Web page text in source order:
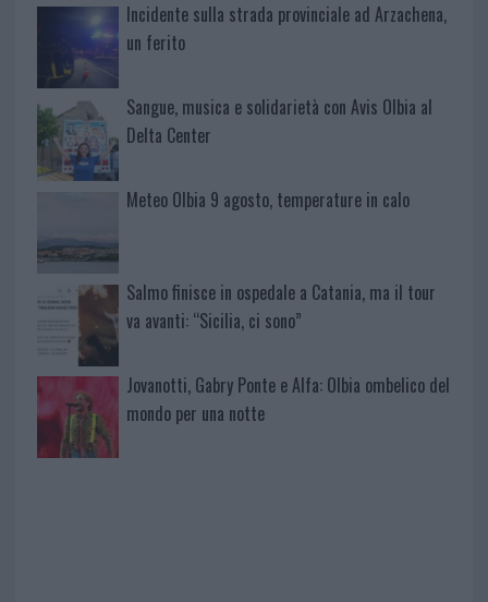
Incidente sulla strada provinciale ad Arzachena,
un ferito
Sangue, musica e solidarietà con Avis Olbia al
Delta Center
Meteo Olbia 9 agosto, temperature in calo
Salmo finisce in ospedale a Catania, ma il tour
va avanti: “Sicilia, ci sono”
Jovanotti, Gabry Ponte e Alfa: Olbia ombelico del
mondo per una notte